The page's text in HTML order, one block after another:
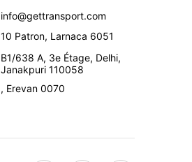
info@gettransport.com
10 Patron, Larnaca 6051
B1/638 A, 3e Étage, Delhi,
Janakpuri 110058
, Erevan 0070